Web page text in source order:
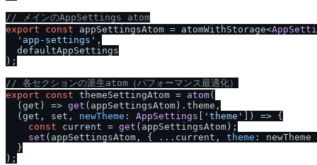
// メインのAppSettings atom
export
const appSettingsAtom = atomWithStorage<
'app-settings' ,
  defaultAppSettings
);
// 各セクションの派生atom（パフォーマンス最適化）
export
const themeSettingAtom = atom(
( get ) => get (appSettingsAtom). theme ,
( get, set, newTheme : AppSettings 'theme' ) => {
const current = get (appSettingsAtom);
set (appSettingsAtom, { ...current, theme :
  }
);